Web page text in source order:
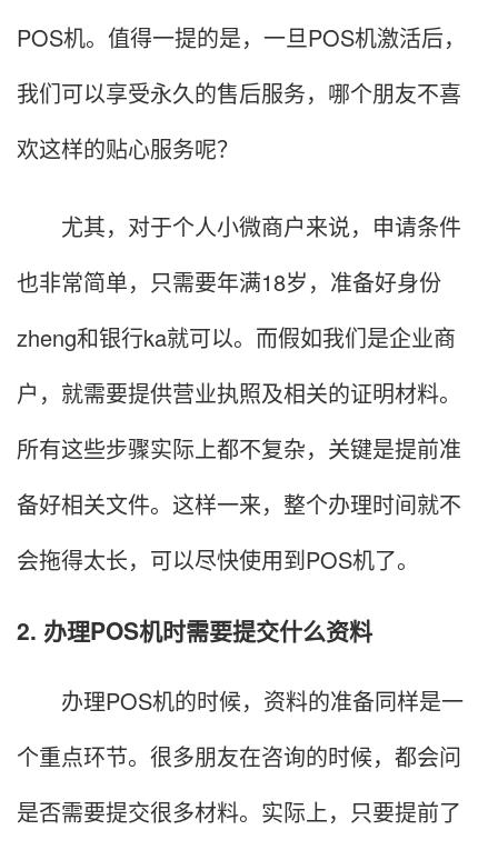
POS机。值得一提的是，一旦POS机激活后，
我们可以享受永久的售后服务，哪个朋友不喜
欢这样的贴心服务呢？
尤其，对于个人小微商户来说，申请条件
也非常简单，只需要年满18岁，准备好身份
zheng和银行ka就可以。而假如我们是企业商
户，就需要提供营业执照及相关的证明材料。
所有这些步骤实际上都不复杂，关键是提前准
备好相关文件。这样一来，整个办理时间就不
会拖得太长，可以尽快使用到POS机了。
2. 办理POS机时需要提交什么资料
办理POS机的时候，资料的准备同样是一
个重点环节。很多朋友在咨询的时候，都会问
是否需要提交很多材料。实际上，只要提前了